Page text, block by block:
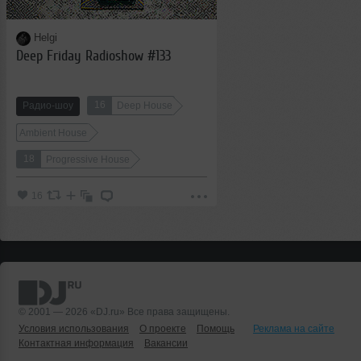
Helgi
Deep Friday Radioshow #133
Радио-шоу 16 Deep House
Ambient House
18 Progressive House
16
© 2001 — 2026 «DJ.ru» Все права защищены.
Условия использования
О проекте Помощь
Реклама на сайте
Контактная информация
Вакансии